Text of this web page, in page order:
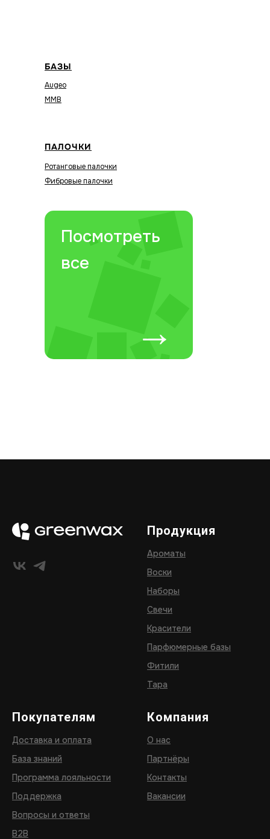
БАЗЫ
Augeo
MMB
ПАЛОЧКИ
Ротанговые палочки
Фибровые палочки
Посмотреть
все
→
Продукция
Ароматы
Воски
Наборы
Свечи
Красители
Парфюмерные базы
Фитили
Тара
Покупателям
Доставка и оплата
База знаний
Программа лояльности
Поддержка
Вопросы и ответы
B2B
Компания
О нас
Партнёры
Контакты
Вакансии